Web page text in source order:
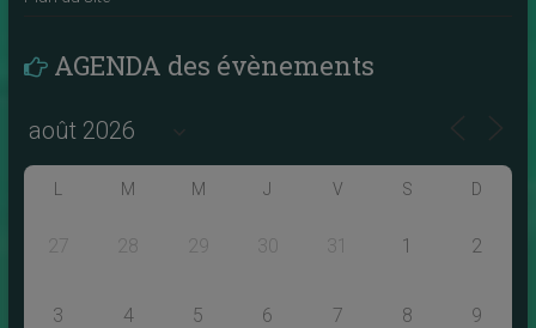
AGENDA des évènements
L M M J V S D
27 28 29 30 31 1 2
3 4 5 6 7 8 9